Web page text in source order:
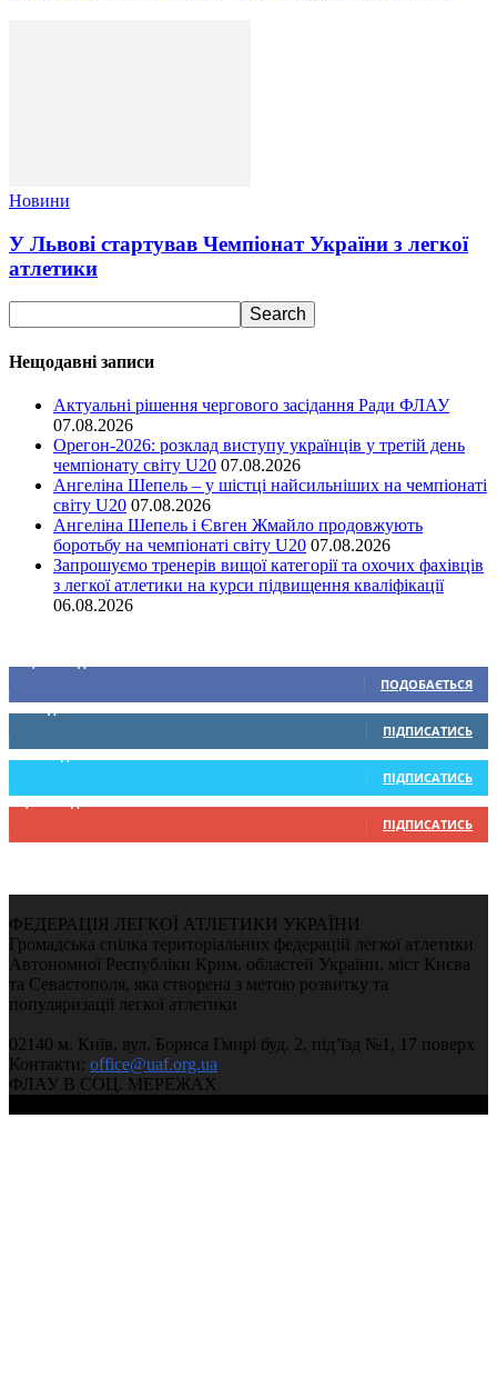
Новини
У Львові стартував Чемпіонат України з легкої
атлетики
Нещодавні записи
Актуальні рішення чергового засідання Ради ФЛАУ
07.08.2026
Орегон-2026: розклад виступу українців у третій день
чемпіонату світу U20 07.08.2026
Ангеліна Шепель – у шістці найсильніших на чемпіонаті
світу U20 07.08.2026
Ангеліна Шепель і Євген Жмайло продовжують
боротьбу на чемпіонаті світу U20 07.08.2026
Запрошуємо тренерів вищої категорії та охочих фахівців
з легкої атлетики на курси підвищення кваліфікації
06.08.2026
ПОДОБАЄТЬСЯ
0 Підписників
ПІДПИСАТИСЬ
234 Підписників
ПІДПИСАТИСЬ
9,370 Підписників
ПІДПИСАТИСЬ
ФЕДЕРАЦІЯ ЛЕГКОЇ АТЛЕТИКИ УКРАЇНИ
Громадська спілка територіальних федерацій легкої атлетики
Автономної Республіки Крим, областей України, міст Києва
та Севастополя, яка створена з метою розвитку та
популяризації легкої атлетики
02140 м. Київ, вул. Бориса Гмирі буд. 2, під’їзд №1, 17 поверх
Контакти: office@uaf.org.ua
ФЛАУ В СОЦ. МЕРЕЖАХ